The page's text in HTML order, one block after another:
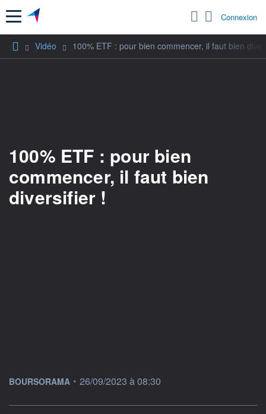
Menu Connexion
Vidéo 100% ETF : pour bien commencer, il faut bien
100% ETF : pour bien
commencer, il faut bien
diversifier !
information fournie par
BOURSORAMA • 26/09/2023 à 08:30